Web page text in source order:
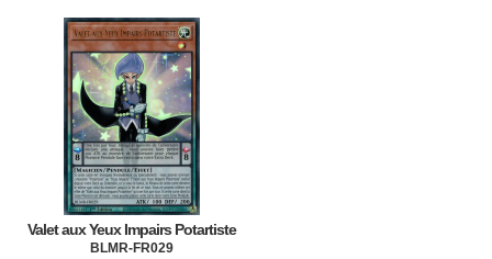
Valet aux Yeux Impairs Potartiste
BLMR-FR029